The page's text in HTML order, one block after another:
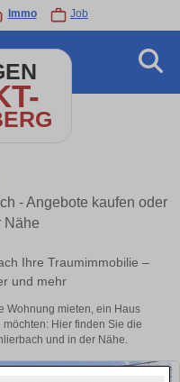
Immo Job
- Angebote kaufen oder
Nähe
Ihre Traumimmobilie –
und mehr
Wohnung mieten, ein Haus
Hier finden Sie die
und in der Nähe.